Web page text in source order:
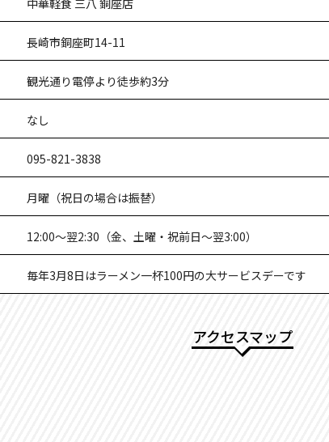
中華軽食 三八 銅座店
長崎市銅座町14-11
観光通り電停より徒歩約3分
なし
095-821-3838
月曜（祝日の場合は振替）
12:00〜翌2:30（金、土曜・祝前日〜翌3:00）
毎年3月8日はラーメン一杯100円の大サービスデーです
アクセスマップ